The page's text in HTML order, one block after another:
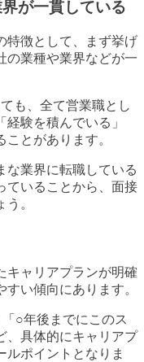
が一貫している
特徴として、まず挙げ
の業種や業界などが一
も、全て営業職とし
験を積んでいる」
ことがあります。
な業界に転職している
ていることから、面接
。
キャリアプランが明確
い傾向にあります。
○年後までにこのス
、具体的にキャリアプ
ルポイントとなりま